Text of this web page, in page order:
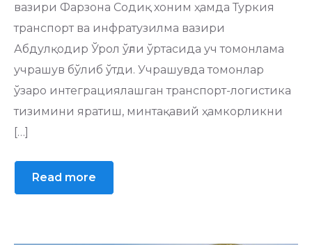
вазири Фарзона Содиқ хоним ҳамда Туркия
транспорт ва инфратузилма вазири
Абдулқодир Ўрол ўғли ўртасида уч томонлама
учрашув бўлиб ўтди. Учрашувда томонлар
ўзаро интеграциялашган транспорт-логистика
тизимини яратиш, минтақавий ҳамкорликни
[…]
Read more